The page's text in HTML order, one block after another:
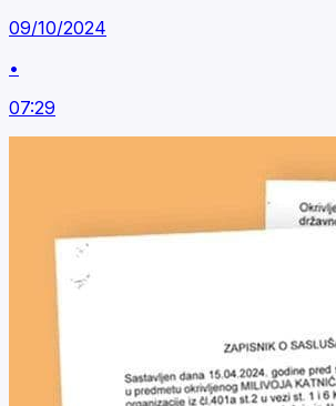
09/10/2024
•
07:29